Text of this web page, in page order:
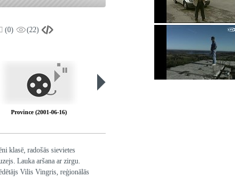
(0) (22)
Province (2001-06-16)
klasē, radošās sievietes
Lauka aršana ar zirgu.
Vilis Vingris, reģionālās